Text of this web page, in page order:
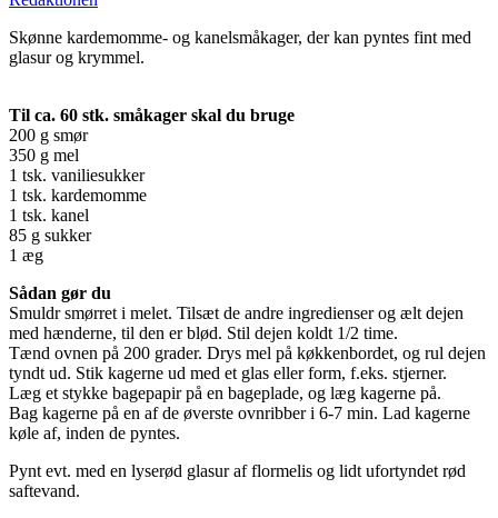
Skønne kardemomme- og kanelsmåkager, der kan pyntes fint med
glasur og krymmel.
Til ca. 60 stk. småkager skal du bruge
200 g smør
350 g mel
1 tsk. vaniliesukker
1 tsk. kardemomme
1 tsk. kanel
85 g sukker
1 æg
Sådan gør du
Smuldr smørret i melet. Tilsæt de andre ingredienser og ælt dejen
med hænderne, til den er blød. Stil dejen koldt 1/2 time.
Tænd ovnen på 200 grader. Drys mel på køkkenbordet, og rul dejen
tyndt ud. Stik kagerne ud med et glas eller form, f.eks. stjerner.
Læg et stykke bagepapir på en bageplade, og læg kagerne på.
Bag kagerne på en af de øverste ovnribber i 6-7 min. Lad kagerne
køle af, inden de pyntes.
Pynt evt. med en lyserød glasur af flormelis og lidt ufortyndet rød
saftevand.